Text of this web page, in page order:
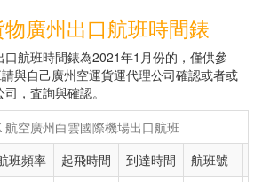
廣州出口航班時間錶
航班時間錶為2021年1月份的，僅供參
與自己廣州空運貨運代理公司確認或者或
，査詢與確認。
航空廣州白雲國際機場出口航班
班頻率 起飛時間 到達時間 航班號